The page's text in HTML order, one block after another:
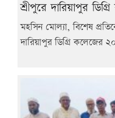
শ্রীপুরে দারিয়াপুর
মহসিন মোল্যা, বিশেষ
দারিয়াপুর ডিগ্রি কলেজের